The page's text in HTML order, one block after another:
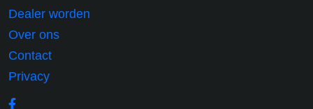
Dealer worden
Over ons
Contact
Privacy